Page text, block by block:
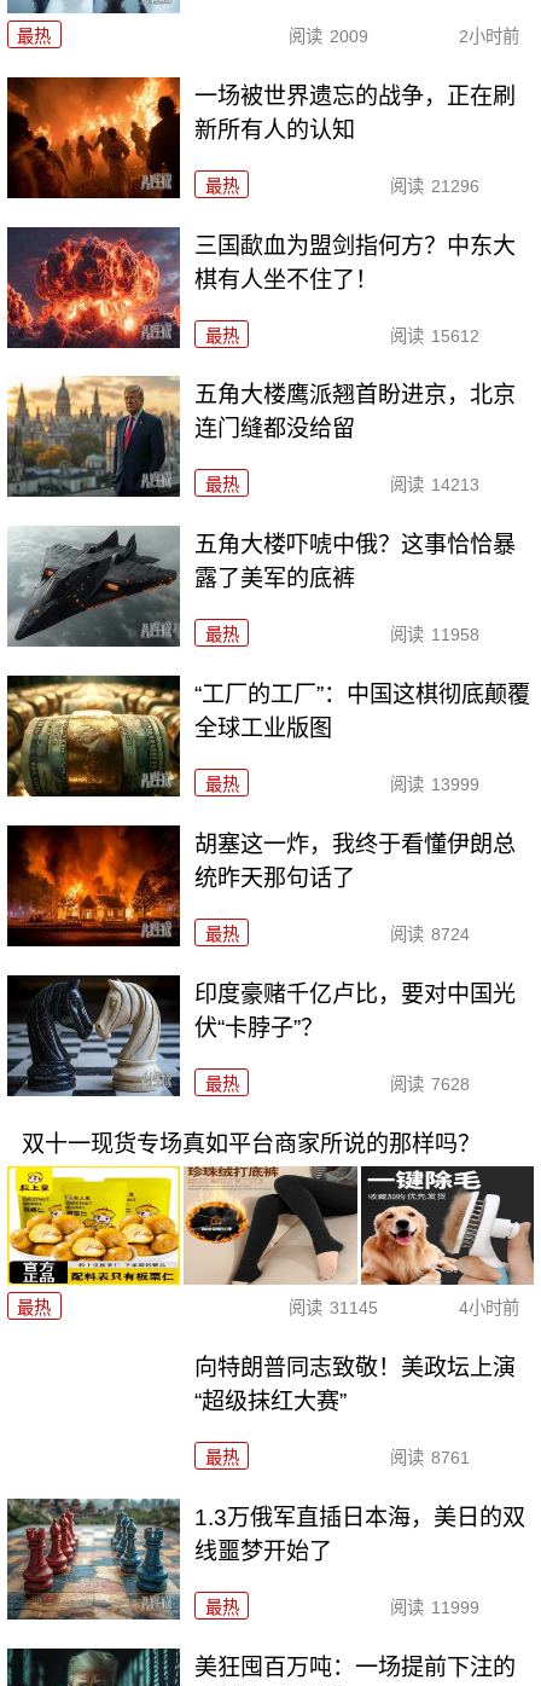
最热 阅读 2009 2小时前
一场被世界遗忘的战争，正在刷
新所有人的认知
最热 阅读 21296
三国歃血为盟剑指何方？中东大
棋有人坐不住了！
最热 阅读 15612
五角大楼鹰派翘首盼进京，北京
连门缝都没给留
最热 阅读 14213
五角大楼吓唬中俄？这事恰恰暴
露了美军的底裤
最热 阅读 11958
“工厂的工厂”：中国这棋彻底颠覆
全球工业版图
最热 阅读 13999
胡塞这一炸，我终于看懂伊朗总
统昨天那句话了
最热 阅读 8724
印度豪赌千亿卢比，要对中国光
伏“卡脖子”？
最热 阅读 7628
双十一现货专场真如平台商家所说的那样吗？
最热 阅读 31145 4小时前
向特朗普同志致敬！美政坛上演
“超级抹红大赛”
最热 阅读 8761
1.3万俄军直插日本海，美日的双
线噩梦开始了
最热 阅读 11999
美狂囤百万吨：一场提前下注的